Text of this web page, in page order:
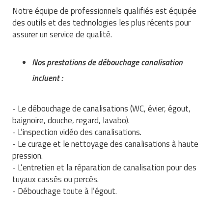
Ustensile cuisine professionnel
Vêtements personnalisés
Vitrines pour magasin
Traitement de l'air
Traitement des eaux
Transformateur électrique
Tuyau flexible
Tuyau galvanisé
Tuyau renforcé
Ventilateurs et aération d'atelier
Tapis de bureau
Tapis et caillebotis
Traitement des surfaces
Traitement du linge
Vestiaires et casiers
Equipements de football
Equipements de karting
Equipements pour roller
Equipements pour stade et terrain
sportif
Jeu gymnique
Loisirs
Pétrin professionnel
Piano de cuisson
Plats et plateaux
Pompes à sauce
Portes commandes restaurant
Présentoir pour restaurant
Réchaud professionnel
Réfrigérateur professionnel
Restauration foraine
Notre équipe de professionnels qualifiés est équipée
des outils et des technologies les plus récents pour
assurer un service de qualité.
Nos prestations de débouchage canalisation
incluent :
- Le débouchage de canalisations (WC, évier, égout,
baignoire, douche, regard, lavabo).
- L’inspection vidéo des canalisations.
- Le curage et le nettoyage des canalisations à haute
pression.
- L’entretien et la réparation de canalisation pour des
tuyaux cassés ou percés.
- Débouchage toute à l’égout.